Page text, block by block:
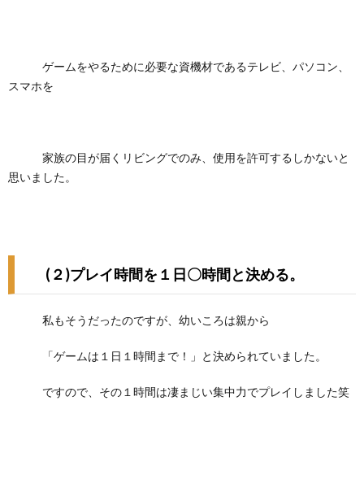
ゲームをやるために必要な資機材であるテレビ、パソコン、
スマホを
家族の目が届くリビングでのみ、使用を許可するしかないと
思いました。
(２)プレイ時間を１日〇時間と決める。
私もそうだったのですが、幼いころは親から
「ゲームは１日１時間まで！」と決められていました。
ですので、その１時間は凄まじい集中力でプレイしました笑